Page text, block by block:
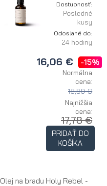
Dostupnosť:
Posledné
kusy
Odoslané do:
24 hodiny
16,06 € -15%
Normálna
cena:
18,89 €
Najnižšia
cena:
17,78 €
PRIDAŤ DO
KOŠÍKA
Olej na bradu Holy Rebel -